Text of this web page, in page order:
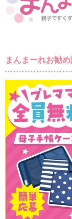
まんまーれお勧